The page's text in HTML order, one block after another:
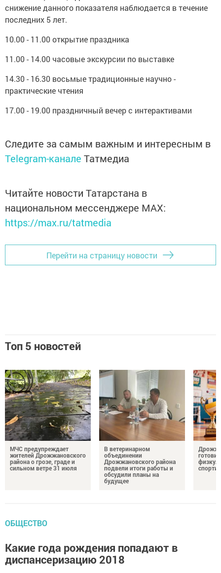
снижение данного показателя наблюдается в течение
последних 5 лет.
10.00 - 11.00 открытие праздника
11.00 - 14.00 часовые экскурсии по выставке
14.30 - 16.30 восьмые традиционные научно -
практические чтения
17.00 - 19.00 праздничный вечер с интерактивами
Следите за самым важным и интересным в
Telegram-канале Татмедиа
Читайте новости Татарстана в
национальном мессенджере MАХ:
https://max.ru/tatmedia
Перейти на страницу новости
Топ 5 новостей
МЧС предупреждает
жителей Дрожжановского
района о грозе, граде и
сильном ветре 31 июля
В ветеринарном
объединении
Дрожжановского района
подвели итоги работы и
обсудили планы на
будущее
ОБЩЕСТВО
Какие года рождения попадают в
диспансеризацию 2018